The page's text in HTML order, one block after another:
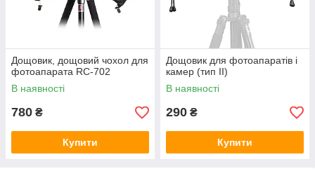
Дощовик, дощовий чохол для
фотоапарата RC-702
В наявності
780 ₴
Купити
Дощовик для фотоапаратів і
камер (тип II)
В наявності
290 ₴
Купити